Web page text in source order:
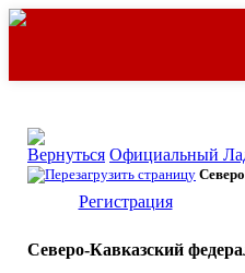
Официальный
Регистрация
Северо-Кавказский